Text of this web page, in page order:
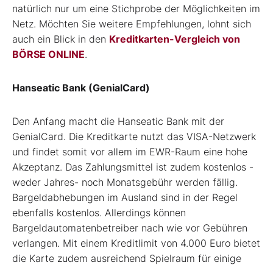
natürlich nur um eine Stichprobe der Möglichkeiten im
Netz. Möchten Sie weitere Empfehlungen, lohnt sich
auch ein Blick in den Kreditkarten-Vergleich von
BÖRSE ONLINE.
Hanseatic Bank (GenialCard)
Den Anfang macht die Hanseatic Bank mit der
GenialCard. Die Kreditkarte nutzt das VISA-Netzwerk
und findet somit vor allem im EWR-Raum eine hohe
Akzeptanz. Das Zahlungsmittel ist zudem kostenlos -
weder Jahres- noch Monatsgebühr werden fällig.
Bargeldabhebungen im Ausland sind in der Regel
ebenfalls kostenlos. Allerdings können
Bargeldautomatenbetreiber nach wie vor Gebühren
verlangen. Mit einem Kreditlimit von 4.000 Euro bietet
die Karte zudem ausreichend Spielraum für einige